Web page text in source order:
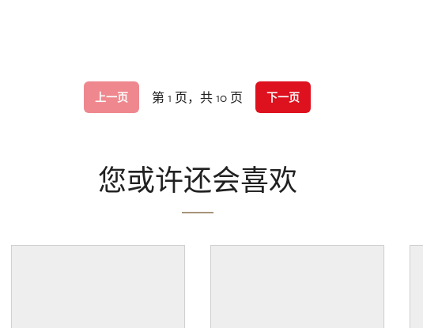
上一页 第 1 页，共 10 页 下一页
您或许还会喜欢